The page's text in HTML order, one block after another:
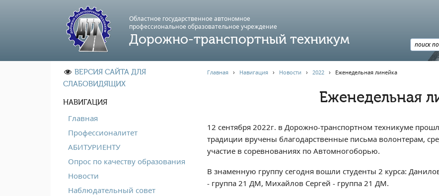
Областное государственное автономное
профессиональноe образовательное учреждение
Дорожно-транспортный техникум
ВЕРСИЯ САЙТА ДЛЯ
СЛАБОВИДЯЩИХ
НАВИГАЦИЯ
Главная
Профессионалитет
АБИТУРИЕНТУ
Опрос по качеству образования
Новости
Наблюдательный совет
Главная› Навигация› Новости › 2022› Еженедельная линейка
Еженедельная
12 сентября 2022г. в Дорожно-транспортном техникуме
традиции вручены благодарственные письма волонтерам,
участие в соревнованиях по Автомногоборью.
В знаменную группу сегодня вошли студенты 2 курса:
- группа 21 ДМ, Михайлов Сергей - группа 21 ДМ.